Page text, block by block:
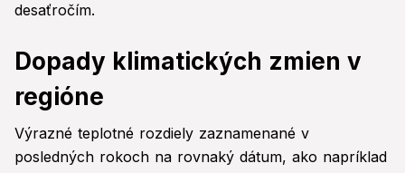
desaťročím.
Dopady klimatických zmien v
regióne
Výrazné teplotné rozdiely zaznamenané v
posledných rokoch na rovnaký dátum, ako napríklad